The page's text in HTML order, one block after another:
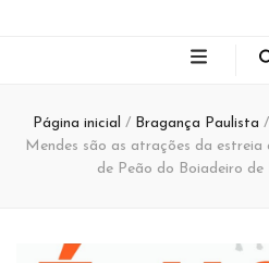
Página inicial / Bragança Paulista /
Mendes são as atrações da estreia
de Peão do Boiadeiro